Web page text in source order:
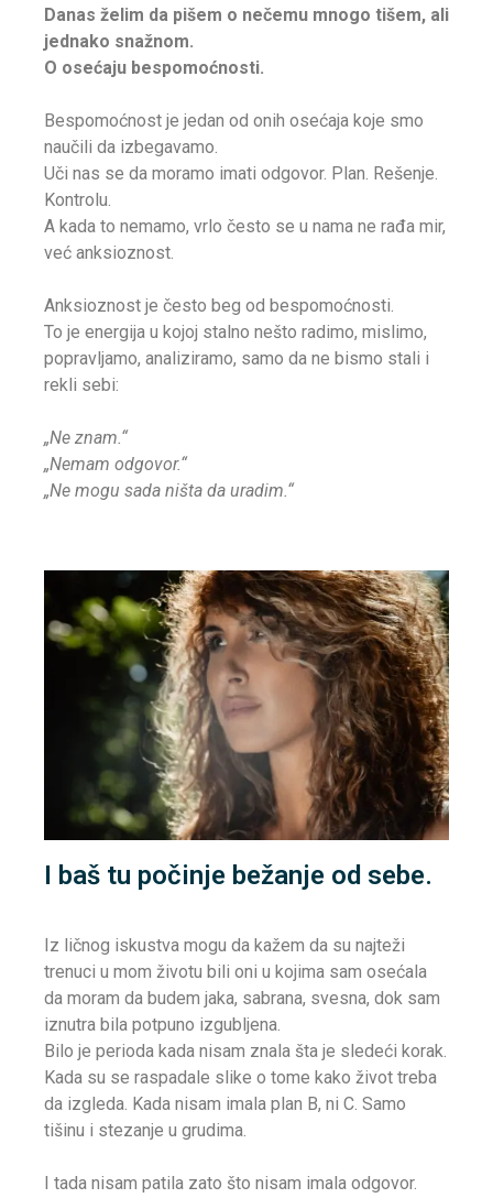
Danas želim da pišem o nečemu mnogo tišem, ali
jednako snažnom.
O osećaju bespomoćnosti.
Bespomoćnost je jedan od onih osećaja koje smo
naučili da izbegavamo.
Uči nas se da moramo imati odgovor. Plan. Rešenje.
Kontrolu.
A kada to nemamo, vrlo često se u nama ne rađa mir,
već anksioznost.
Anksioznost je često beg od bespomoćnosti.
To je energija u kojoj stalno nešto radimo, mislimo,
popravljamo, analiziramo, samo da ne bismo stali i
rekli sebi:
„Ne znam.“
„Nemam odgovor.“
„Ne mogu sada ništa da uradim.“
I baš tu počinje bežanje od sebe.
Iz ličnog iskustva mogu da kažem da su najteži
trenuci u mom životu bili oni u kojima sam osećala
da moram da budem jaka, sabrana, svesna, dok sam
iznutra bila potpuno izgubljena.
Bilo je perioda kada nisam znala šta je sledeći korak.
Kada su se raspadale slike o tome kako život treba
da izgleda. Kada nisam imala plan B, ni C. Samo
tišinu i stezanje u grudima.
I tada nisam patila zato što nisam imala odgovor.